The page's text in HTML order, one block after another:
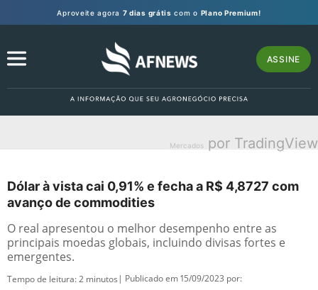
Aproveite agora 7 dias grátis com o Plano Premium!
ASSINE
Mercados por TradingView
Dólar à vista cai 0,91% e fecha a R$ 4,8727 com
avanço de commodities
O real apresentou o melhor desempenho entre as
principais moedas globais, incluindo divisas fortes e
emergentes.
Tempo de leitura:2 minutos | Publicado em 15/09/2023 por: